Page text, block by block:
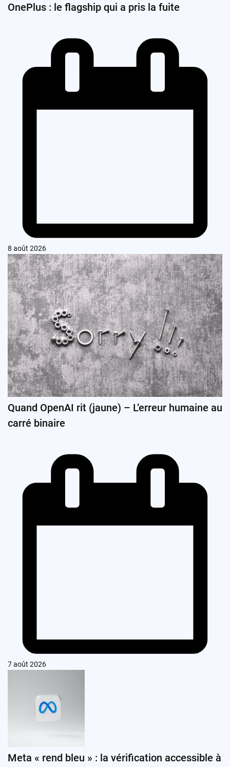
OnePlus : le flagship qui a pris la fuite
8 août 2026
Quand OpenAI rit (jaune) – L’erreur humaine au
carré binaire
7 août 2026
Meta « rend bleu » : la vérification accessible à